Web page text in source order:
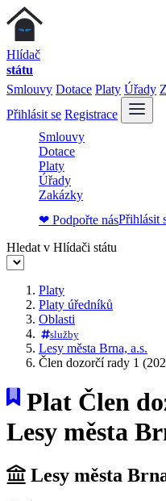
Hlídač
státu
Smlouvy Dotace Platy Úřady
Přihlásit se Registrace
Smlouvy
Dotace
Platy
Úřady
Zakázky
❤ Podpořte násPřihlásit
Hledat v Hlídači státu
Platy
Platy úředníků
Oblasti
služby
Lesy města Brna, a.s.
Člen dozorčí rady 1
Plat Člen
Lesy města
Lesy města